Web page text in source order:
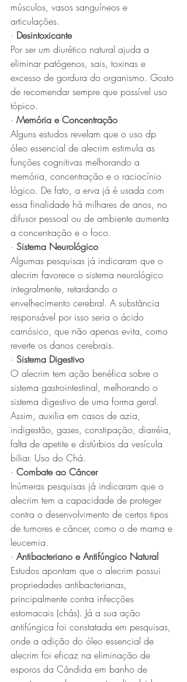
músculos, vasos sanguíneos e
articulações.
· Desintoxicante
Por ser um diurético natural ajuda a
eliminar patógenos, sais, toxinas e
excesso de gordura do organismo. Gosto
de recomendar sempre que possível uso
tópico.
· Memória e Concentração
Alguns estudos revelam que o uso dp
óleo essencial de alecrim estimula as
funções cognitivas melhorando a
memória, concentração e o raciocínio
lógico. De fato, a erva já é usada com
essa finalidade há milhares de anos, no
difusor pessoal ou de ambiente aumenta
a concentração e o foco.
· Sistema Neurológico
Algumas pesquisas já indicaram que o
alecrim favorece o sistema neurológico
integralmente, retardando o
envelhecimento cerebral. A substância
responsável por isso seria o ácido
carnósico, que não apenas evita, como
reverte os danos cerebrais.
· Sistema Digestivo
O alecrim tem ação benéfica sobre o
sistema gastrointestinal, melhorando o
sistema digestivo de uma forma geral.
Assim, auxilia em casos de azia,
indigestão, gases, constipação, diarréia,
falta de apetite e distúrbios da vesícula
biliar. Uso do Chá.
· Combate ao Câncer
Inúmeras pesquisas já indicaram que o
alecrim tem a capacidade de proteger
contra o desenvolvimento de certos tipos
de tumores e câncer, como o de mama e
leucemia.
· Antibacteriano e Antifúngico Natural
Estudos apontam que o alecrim possui
propriedades antibacterianas,
principalmente contra infecções
estomacais (chás). Já a sua ação
antifúngica foi constatada em pesquisas,
onde a adição do óleo essencial de
alecrim foi eficaz na eliminação de
esporos da Cândida em banho de